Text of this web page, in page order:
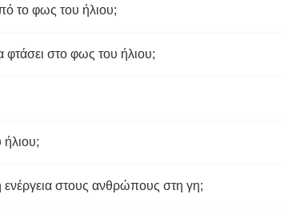
το φως του ήλιου;
φτάσει στο φως του ήλιου;
ενέργεια στους ανθρώπους στη γη;